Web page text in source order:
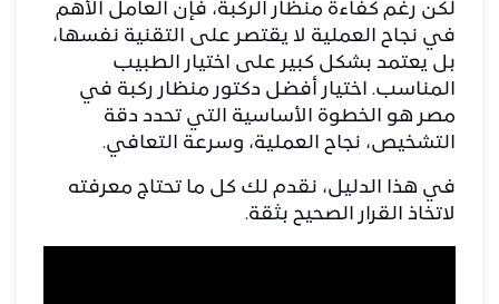
لكن رغم كفاءة منظار الركبة، فإن العامل الأهم
في نجاح العملية لا يقتصر على التقنية نفسها،
بل يعتمد بشكل كبير على اختيار الطبيب
المناسب. اختيار أفضل دكتور منظار ركبة في
مصر هو الخطوة الأساسية التي تحدد دقة
التشخيص، نجاح العملية، وسرعة التعافي.
في هذا الدليل، نقدم لك كل ما تحتاج معرفته
لاتخاذ القرار الصحيح بثقة.